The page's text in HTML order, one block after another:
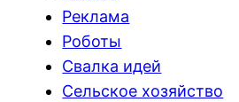
Реклама
Роботы
Свалка идей
Сельское хозяйство